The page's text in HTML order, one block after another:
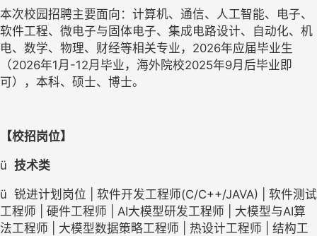
本次校园招聘主要面向：计算机、通信、人工智能、电子、
软件工程、微电子与固体电子、集成电路设计、自动化、机
电、数学、物理、财经等相关专业，2026年应届毕业生
（2026年1月-12月毕业，海外院校2025年9月后毕业即
可），本科、硕士、博士。
【校招岗位】
ü 技术类
ü 锐进计划岗位 | 软件开发工程师(C/C++/JAVA) | 软件测试
工程师 | 硬件工程师 | AI大模型研发工程师 | 大模型与AI算
法工程师 | 大模型数据策略工程师 | 热设计工程师 | 结构工